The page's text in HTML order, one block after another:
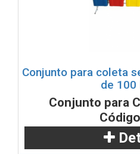
Conjunto para coleta
de
Conjunto para